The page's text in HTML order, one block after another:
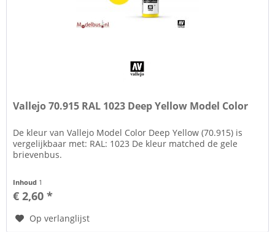
Vallejo 70.915 RAL 1023 Deep Yellow Model Color
De kleur van Vallejo Model Color Deep Yellow (70.915) is
vergelijkbaar met: RAL: 1023 De kleur matched de gele
brievenbus.
Inhoud 1
€ 2,60 *
Op verlanglijst